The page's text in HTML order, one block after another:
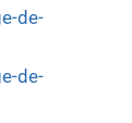
de-
de-